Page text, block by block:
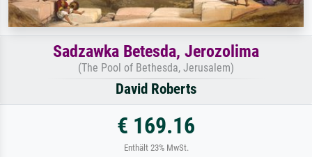
Sadzawka Betesda, Jerozolima
(The Pool of Bethesda, Jerusalem)
David Roberts
€ 169.16
Enthält 23% MwSt.